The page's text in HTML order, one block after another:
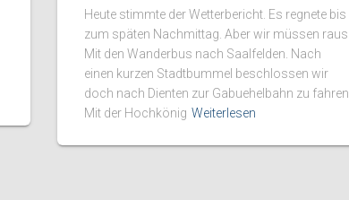
Heute stimmte der Wetterbericht. Es regnete bis
zum späten Nachmittag. Aber wir müssen raus.
Mit den Wanderbus nach Saalfelden. Nach
einen kurzen Stadtbummel beschlossen wir
doch nach Dienten zur Gabuehelbahn zu fahren.
Mit der Hochkönig Weiterlesen